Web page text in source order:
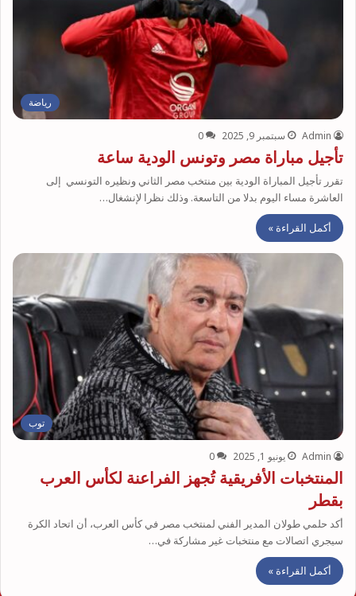
رياضة
Admin سبتمبر 9, 2025 0
تأجيل مباراة مصر وتونس الودية ساعة
تقرر تأجيل المباراة الودية بين منتخب مصر الثاني ونظيره التونسي إلى
العاشرة مساء اليوم بدلا من التاسعة. وذلك نظرا لإنشغال…
أكمل القراءة »
توب
Admin يونيو 1, 2025 0
المنتخبات الأفريقية تُجهز الفراعنة لكأس العرب
بقطر
أكد حلمي طولان المدير الفني لمنتخب مصر في كأس العرب، أن اتحاد الكرة
سيجري اتصالات مع منتخبات غير مشاركة في…
أكمل القراءة »